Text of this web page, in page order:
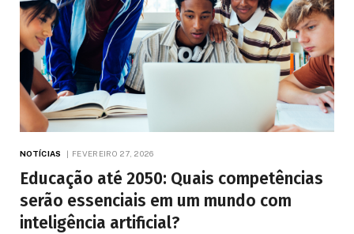
NOTÍCIAS FEVEREIRO 27, 2026
Educação até 2050: Quais competências
serão essenciais em um mundo com
inteligência artificial?